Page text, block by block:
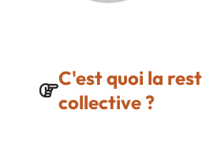
C'est quoi la
collective ?